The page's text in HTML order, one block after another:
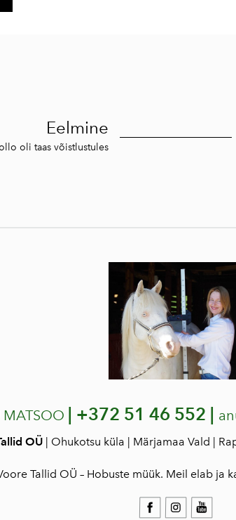
Eelmine
oli taas võistlustules
| +372 51 46 552 |
OÜ | Ohukotsu küla | Märjamaa Vald |
Tallid OÜ – Hobuste müük. Meil elab ja